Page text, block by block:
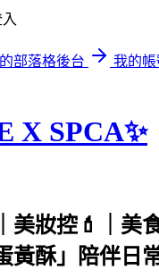
部落格後台
我的帳
X SPCA✨
美妝控💄｜美
黃酥」陪伴日